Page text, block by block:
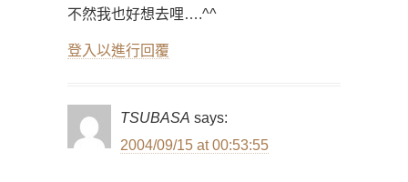
不然我也好想去哩….^^
登入以進行回覆
TSUBASA says:
2004/09/15 at 00:53:55